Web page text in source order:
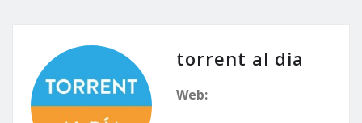
torrent al dia
Web: